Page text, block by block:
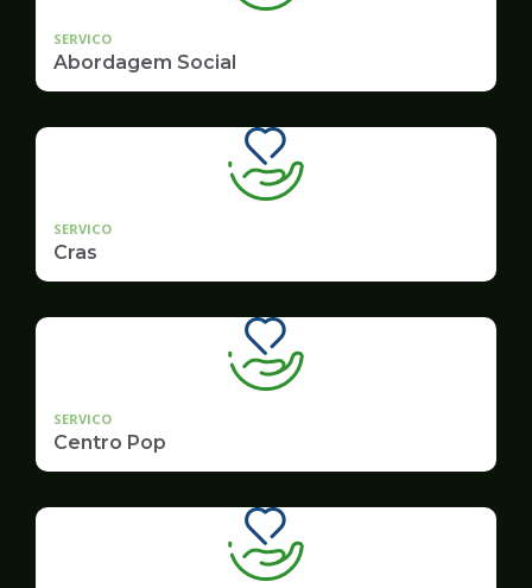
SERVICO
Abordagem Social
SERVICO
Cras
SERVICO
Centro Pop